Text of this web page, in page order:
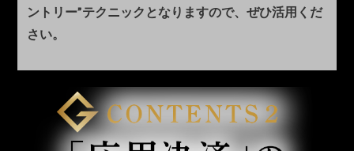
ントリー”テクニックとなりますので、ぜひ活用くだ
さい。